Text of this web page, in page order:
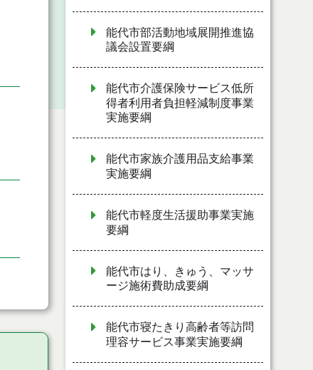
能代市部活動地域展開推進協
議会設置要綱
能代市介護保険サービス低所
得者利用者負担軽減制度事業
実施要綱
能代市家族介護用品支給事業
実施要綱
能代市軽度生活援助事業実施
要綱
能代市はり、きゅう、マッサ
ージ施術費助成要綱
能代市寝たきり高齢者等訪問
理容サービス事業実施要綱